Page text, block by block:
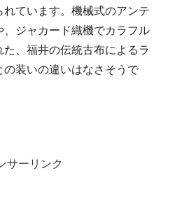
ています。機械式のアンテ
、ジャカード織機でカラフル
、福井の伝統古布によるラ
装いの違いはなさそうで
サーリンク